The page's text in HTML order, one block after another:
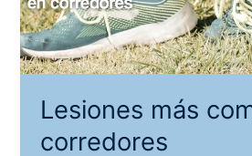
Lesiones más
corredores